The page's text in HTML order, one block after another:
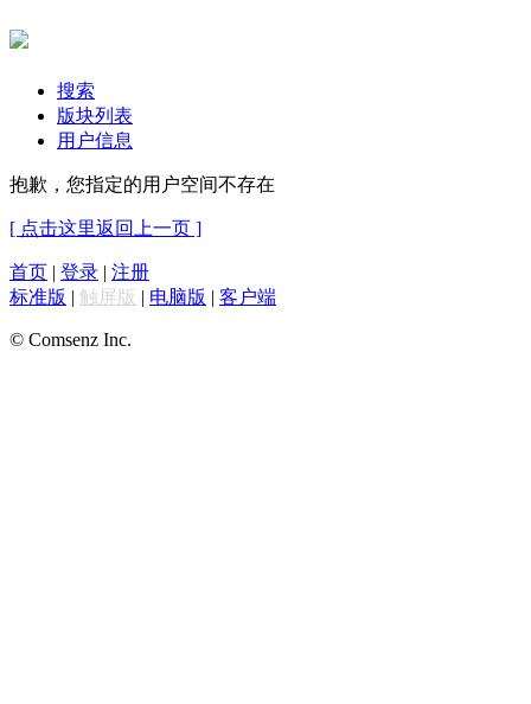
搜索
版块列表
用户信息
抱歉，您指定的用户空间不存在
[ 点击这里返回上一页 ]
首页 | 登录 | 注册
标准版 | 触屏版 | 电脑版 | 客户端
© Comsenz Inc.